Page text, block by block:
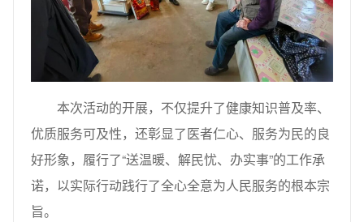
本次活动的开展，不仅提升了健康知识普及率、
优质服务可及性，还彰显了医者仁心、服务为民的良
好形象，履行了“送温暖、解民忧、办实事”的工作承
诺，以实际行动践行了全心全意为人民服务的根本宗
旨。